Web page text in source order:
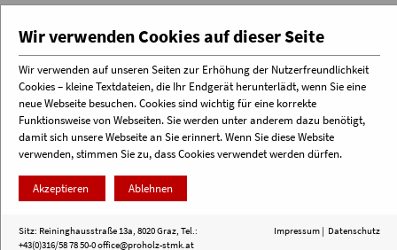
Menü
Wir verwenden Cookies auf dieser Seite
Wir verwenden auf unseren Seiten zur Erhöhung der Nutzerfreundlichkeit
Cookies – kleine Textdateien, die Ihr Endgerät herunterlädt, wenn Sie eine
neue Webseite besuchen. Cookies sind wichtig für eine korrekte
Funktionsweise von Webseiten. Sie werden unter anderem dazu benötigt,
damit sich unsere Webseite an Sie erinnert. Wenn Sie diese Website
verwenden, stimmen Sie zu, dass Cookies verwendet werden dürfen.
Akzeptieren Ablehnen
Sitz: Reininghausstraße 13a, 8020 Graz, Tel.:
+43(0)316/58 78 50-0office@proholz-stmk.at
Impressum| Datenschutz